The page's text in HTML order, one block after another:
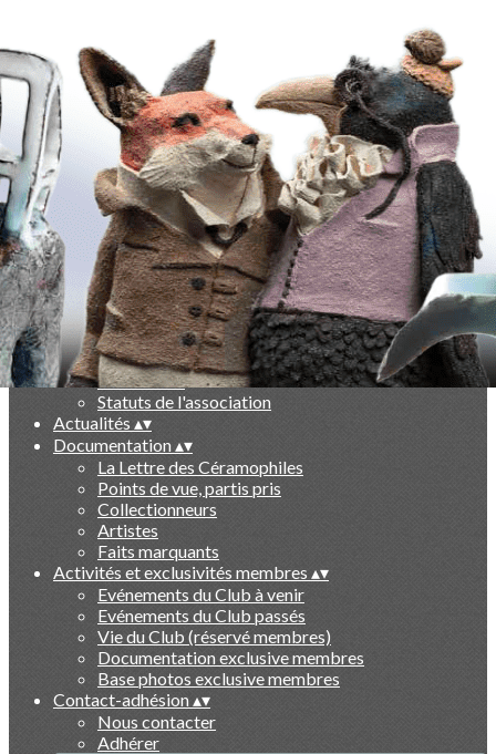
Exporter toutes les colonnes
Exporter uniquement les colonnes affichées
Menu
Ajoutez un logo, un bouton, des réseaux sociaux
Cliquez pour éditer
-
Qui sommes nous ?▴▾
Présentation
Le livre des 10 ans
Partenaires
Statuts de l'association
Actualités ▴▾
Documentation▴▾
La Lettre des Céramophiles
Points de vue, partis pris
Collectionneurs
Artistes
Faits marquants
Activités et exclusivités membres ▴▾
Evénements du Club à venir
Evénements du Club passés
Vie du Club (réservé membres)
Documentation exclusive membres
Base photos exclusive membres
Contact-adhésion▴▾
Nous contacter
Adhérer